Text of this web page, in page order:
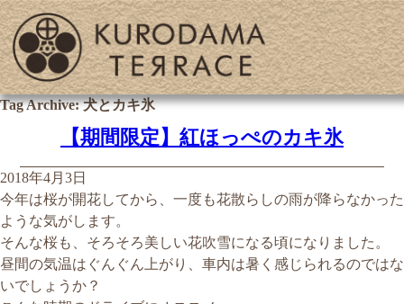
Tag Archive: 犬とカキ氷
【期間限定】紅ほっぺのカキ氷
2018年4月3日
今年は桜が開花してから、一度も花散らしの雨が降らなかった
ような気がします。
そんな桜も、そろそろ美しい花吹雪になる頃になりました。
昼間の気温はぐんぐん上がり、車内は暑く感じられるのではな
いでしょうか？